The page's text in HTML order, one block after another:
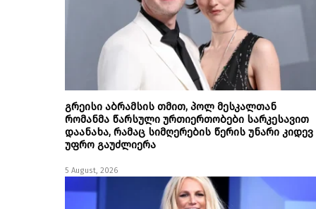
გრეისი აბრამსის თმით, პოლ მესკალთან
რომანმა წარსული ურთიერთობები სარკესავით
დაანახა, რამაც სიმღერების წერის უნარი კიდევ
უფრო გაუძლიერა
5 August, 2026